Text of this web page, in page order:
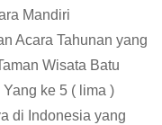
Mandiri
Acara Tahunan yang
Wisata Batu
ke 5 ( lima )
di Indonesia yang